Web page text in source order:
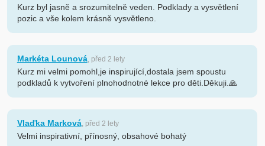
Kurz byl jasně a srozumitelně veden. Podklady a vysvětlení
pozic a vše kolem krásně vysvětleno.
Markéta Lounová, před 2 lety
Kurz mi velmi pomohl,je inspirující,dostala jsem spoustu
podkladů k vytvoření plnohodnotné lekce pro děti.Děkuji.🙏
Vlaďka Marková, před 2 lety
Velmi inspirativní, přínosný, obsahové bohatý